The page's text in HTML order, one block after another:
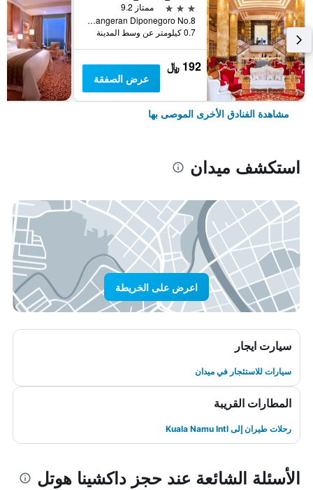
3 نجوم
ممتاز 9.2
Jalan Pangeran Diponegoro No.8, ميدان, إندونيسيا
0.7 كيلومتر عن وسط المدينة
192 ﷼
عرض الصفقة
مشاهدة الفنادق الأخرى الموصى بها
استكشف ميدان
اعرض على الخريطة
سيارت ايجار
سيارات للاستئجار في ميدان
المطارات القريبة
رحلات طيران إلى Kuala Namu Intl
الأسئلة الشائعة عند حجز داكشينا هوتل